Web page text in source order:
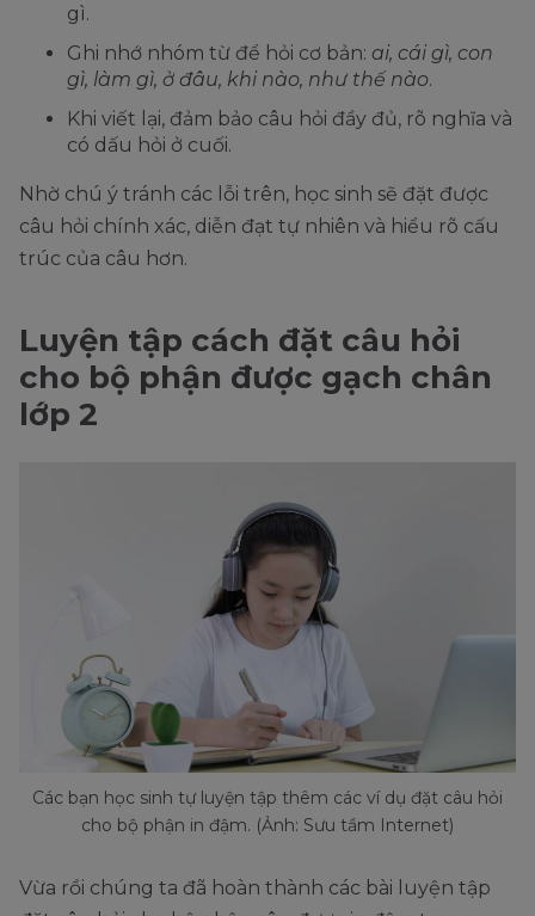
gì.
Ghi nhớ nhóm từ để hỏi cơ bản: ai, cái gì, con
gì, làm gì, ở đâu, khi nào, như thế nào.
Khi viết lại, đảm bảo câu hỏi đầy đủ, rõ nghĩa và
có dấu hỏi ở cuối.
Nhờ chú ý tránh các lỗi trên, học sinh sẽ đặt được
câu hỏi chính xác, diễn đạt tự nhiên và hiểu rõ cấu
trúc của câu hơn.
Luyện tập cách đặt câu hỏi
cho bộ phận được gạch chân
lớp 2
Các bạn học sinh tự luyện tập thêm các ví dụ đặt câu hỏi
cho bộ phận in đậm. (Ảnh: Sưu tầm Internet)
Vừa rồi chúng ta đã hoàn thành các bài luyện tập